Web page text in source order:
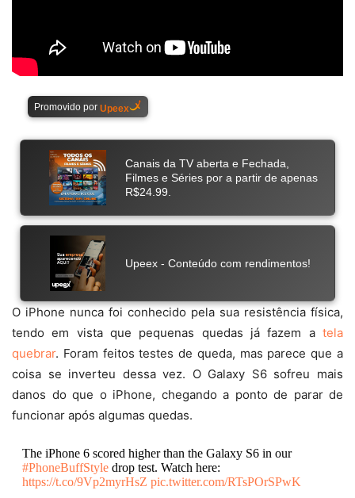
O iPhone nunca foi conhecido pela sua resistência física,
tendo em vista que pequenas quedas já fazem a tela
quebrar. Foram feitos testes de queda, mas parece que a
coisa se inverteu dessa vez. O Galaxy S6 sofreu mais
danos do que o iPhone, chegando a ponto de parar de
funcionar após algumas quedas.
The iPhone 6 scored higher than the Galaxy S6 in our
#PhoneBuffStyledrop test. Watch here:
https://t.co/9Vp2myrHsZ pic.twitter.com/RTsPOrSPwK